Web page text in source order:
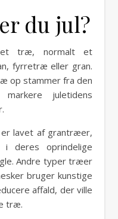
du jul?
træ, normalt et
fyrretræ eller gran.
op stammer fra den
juletidens
lavet af grantræer,
deres oprindelige
Andre typer træer
bruger kunstige
affald, der ville
træ.